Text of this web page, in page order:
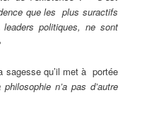
que les plus suractifs
leaders politiques, ne sont
qu’il met à portée
n’a pas d’autre